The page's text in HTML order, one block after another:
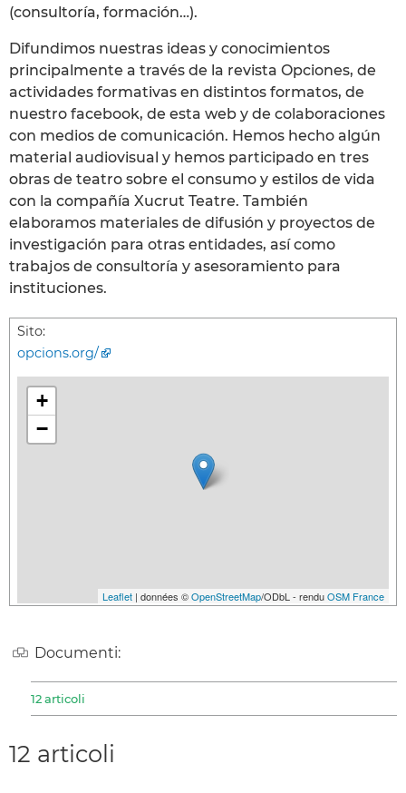
(consultoría, formación…).
Difundimos nuestras ideas y conocimientos
principalmente a través de la revista Opciones, de
actividades formativas en distintos formatos, de
nuestro facebook, de esta web y de colaboraciones
con medios de comunicación. Hemos hecho algún
material audiovisual y hemos participado en tres
obras de teatro sobre el consumo y estilos de vida
con la compañía Xucrut Teatre. También
elaboramos materiales de difusión y proyectos de
investigación para otras entidades, así como
trabajos de consultoría y asesoramiento para
instituciones.
Sito:
opcions.org/
+
−
Leaflet | données ©OpenStreetMap/ODbL - renduOSM France
Documenti:
12 articoli
12 articoli